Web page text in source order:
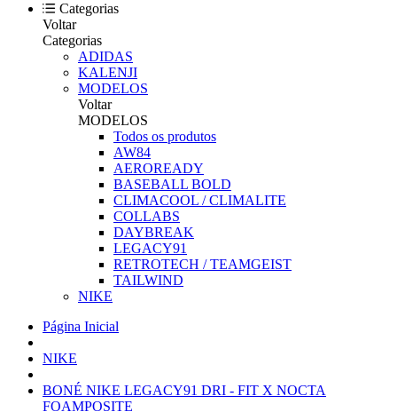
Categorias
Voltar
Categorias
ADIDAS
KALENJI
MODELOS
Voltar
MODELOS
Todos os produtos
AW84
AEROREADY
BASEBALL BOLD
CLIMACOOL / CLIMALITE
COLLABS
DAYBREAK
LEGACY91
RETROTECH / TEAMGEIST
TAILWIND
NIKE
Página Inicial
NIKE
BONÉ NIKE LEGACY91 DRI - FIT X NOCTA
FOAMPOSITE